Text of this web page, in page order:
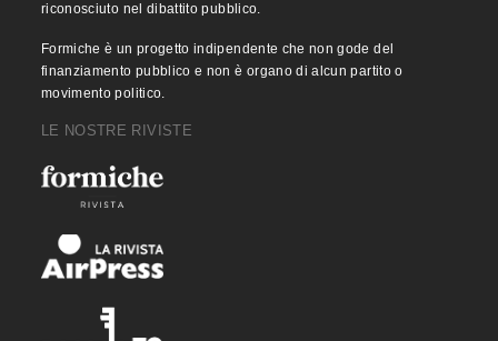
riconosciuto nel dibattito pubblico.
Formiche è un progetto indipendente che non gode del
finanziamento pubblico e non è organo di alcun partito o
movimento politico.
LE NOSTRE RIVISTE